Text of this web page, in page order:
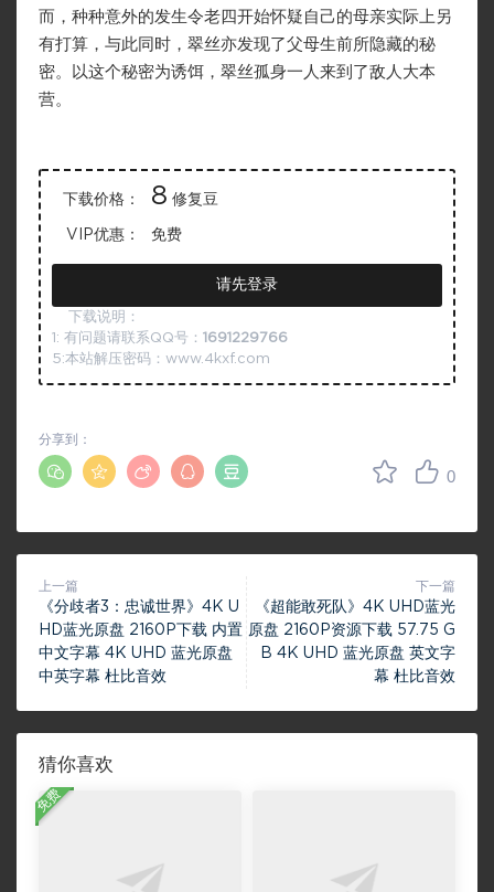
而，种种意外的发生令老四开始怀疑自己的母亲实际上另
有打算，与此同时，翠丝亦发现了父母生前所隐藏的秘
密。以这个秘密为诱饵，翠丝孤身一人来到了敌人大本
营。
下载价格： 8 修复豆
VIP优惠： 免费
请先登录
下载说明：
1: 有问题请联系QQ号： 1691229766
5:本站解压密码：www.4kxf.com
0
分享到：
上一篇
《分歧者3：忠诚世界》4K U
HD蓝光原盘 2160P下载 内置
中文字幕 4K UHD 蓝光原盘
中英字幕 杜比音效
下一篇
《超能敢死队》4K UHD蓝光
原盘 2160P资源下载 57.75 G
B 4K UHD 蓝光原盘 英文字
幕 杜比音效
猜你喜欢
免费